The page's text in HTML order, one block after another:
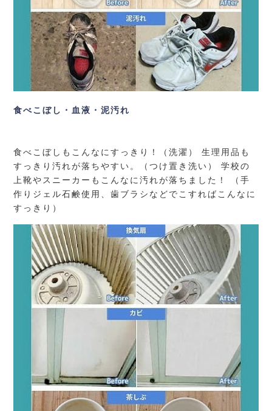
食べこぼし・血液・泥汚れ
食べこぼしもこんなにすっきり！（洗濯） 生理用品も
すっきり汚れが落ちやすい。（つけ置き洗い） 学校の
上靴やスニーカーもこんなに汚れが落ちました！ （手
作りジェル石鹸使用、歯ブラシなどでこすればこんなに
すっきり）